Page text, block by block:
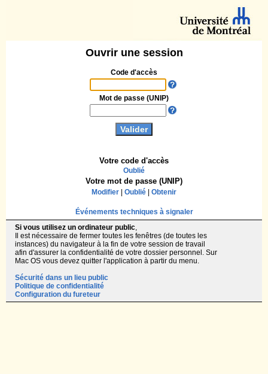
Ouvrir une session
Code d'accès
Votre code d'accès
Oublié
Mot de passe (UNIP)
Votre mot de passe (UNIP)
Modifier Oublié Obtenir
Événements techniques à signaler
Si vous utilisez un ordinateur public,
Il est nécessaire de fermer toutes les fenêtres (de toutes les
instances) du navigateur à la fin de votre session de travail
afin d'assurer la confidentialité de votre dossier personnel. Sur
Mac OS vous devez quitter l'application à partir du menu.
Sécurité dans un lieu public
Politique de confidentialité
Configuration du fureteur